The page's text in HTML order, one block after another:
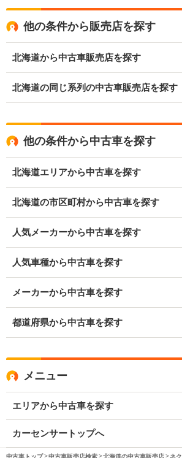
他の条件から販売店を探す
北海道から中古車販売店を探す
北海道の同じ系列の中古車販売店を探す
他の条件から中古車を探す
北海道エリアから中古車を探す
北海道の市区町村から中古車を探す
人気メーカーから中古車を探す
人気車種から中古車を探す
メーカーから中古車を探す
都道府県から中古車を探す
メニュー
エリアから中古車を探す
カーセンサートップへ
中古車トップ 中古車販売店検索 北海道の中古車販売店 ネ